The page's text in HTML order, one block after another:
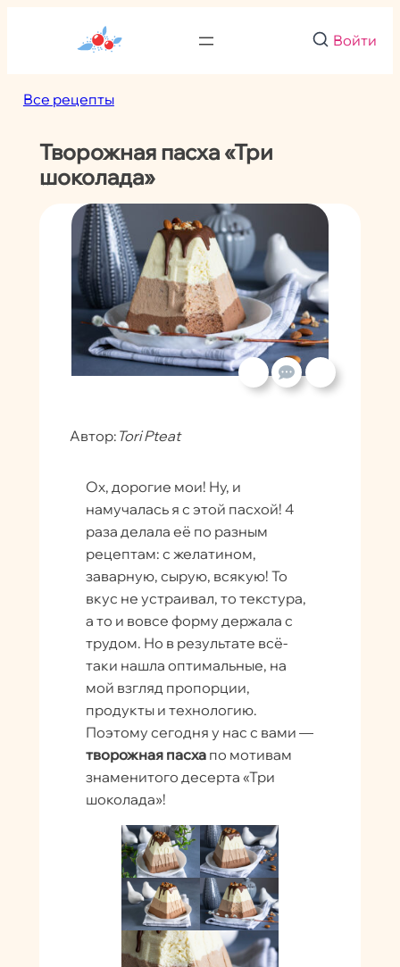
Войти
Все рецепты
Творожная пасха «Три
шоколада»
Автор: Tori Pteat
Ох, дорогие мои! Ну, и
намучалась я с этой пасхой! 4
раза делала её по разным
рецептам: с желатином,
заварную, сырую, всякую! То
вкус не устраивал, то текстура,
а то и вовсе форму держала с
трудом. Но в результате всё-
таки нашла оптимальные, на
мой взгляд пропорции,
продукты и технологию.
Поэтому сегодня у нас с вами —
творожная пасхапо мотивам
знаменитого десерта «Три
шоколада»!